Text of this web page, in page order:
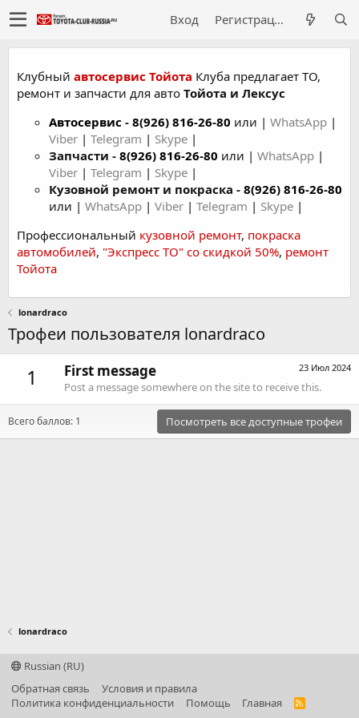
Вход Регистрация
Клубный автосервис Тойота Клуба предлагает ТО,
ремонт и запчасти для авто Тойота и Лексус
Автосервис - 8(926) 816-26-80 или | WhatsApp |
Viber | Telegram | Skype |
Запчасти - 8(926) 816-26-80 или | WhatsApp |
Viber | Telegram | Skype |
Кузовной ремонт и покраска - 8(926) 816-26-80
или | WhatsApp | Viber | Telegram | Skype |
Профессиональный кузовной ремонт, покраска
автомобилей, "Экспресс ТО" со скидкой 50%, ремонт
Тойота
lonardraco
Трофеи пользователя lonardraco
1 23 Июл 2024
First message
Post a message somewhere on the site to receive this.
Всего баллов: 1 Посмотреть все доступные трофеи
lonardraco
Russian (RU)
Обратная связь
Условия и правила
Политика конфиденциальности
Помощь Главная
R